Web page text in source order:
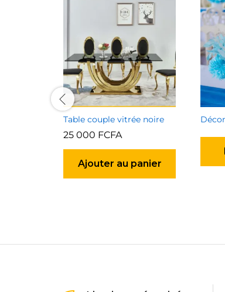
Table couple vitrée noire
25 000 FCFA
Ajouter au panier